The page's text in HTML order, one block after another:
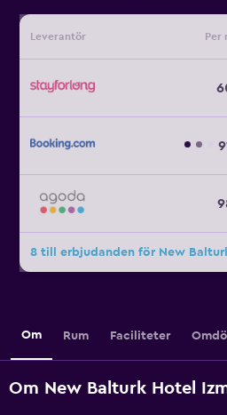
Leverantör Per
8 till erbjudanden för New
Om Rum Faciliteter
Om New Balturk Hotel